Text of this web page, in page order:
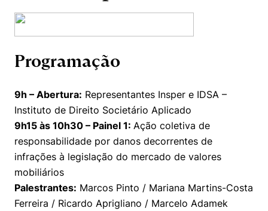
Tecnologia e Dados
Programação
9h – Abertura: Representantes Insper e IDSA –
Instituto de Direito Societário Aplicado
9h15 às 10h30 – Painel 1: Ação coletiva de
responsabilidade por danos decorrentes de
infrações à legislação do mercado de valores
mobiliários
Palestrantes: Marcos Pinto / Mariana Martins-Costa
Ferreira / Ricardo Aprigliano / Marcelo Adamek